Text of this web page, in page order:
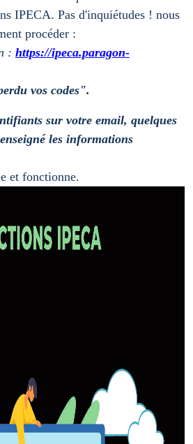
IPECA. Pas d'inquiétudes ! nous
procéder :
: https://ipeca.paragon-
vos codes".
sur votre email, quelques
les informations
et fonctionne.